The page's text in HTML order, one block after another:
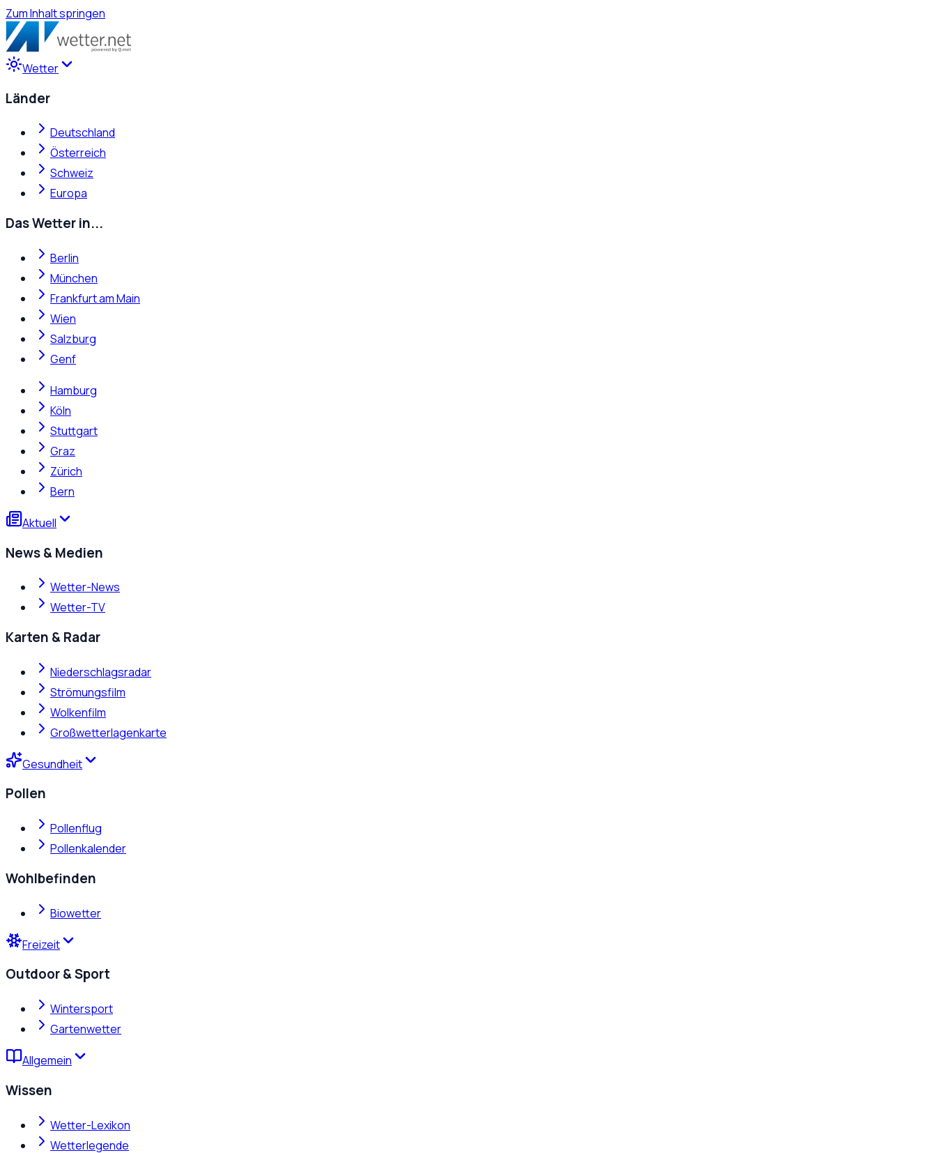
Zum Inhalt springen
Wetter
Länder
Deutschland
Österreich
Schweiz
Europa
Das Wetter in...
Berlin
München
Frankfurt am Main
Wien
Salzburg
Genf
Hamburg
Köln
Stuttgart
Graz
Zürich
Bern
Aktuell
News & Medien
Wetter-News
Wetter-TV
Karten & Radar
Niederschlagsradar
Strömungsfilm
Wolkenfilm
Großwetterlagenkarte
Gesundheit
Pollen
Pollenflug
Pollenkalender
Wohlbefinden
Biowetter
Freizeit
Outdoor & Sport
Wintersport
Gartenwetter
Allgemein
Wissen
Wetter-Lexikon
Wetterlegende